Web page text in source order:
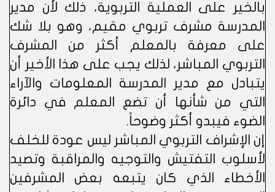
بالخير على العملية التربوية، ذلك لأن مدير
المدرسة مشرف تربوي مقيم، وهو بلا شك
على معرفة بالمعلم أكثر من المشرف
التربوي المباشر، لذلك يجب على هذا الأخير أن
يتبادل مع مدير المدرسة المعلومات والآراء
التي من شأنها أن تضع المعلم في دائرة
الضوء فيبدو أكثر وضوحاً.
إن الإشراف التربوي المباشر ليس عودة للخلف
لأسلوب التفتيش والتوجيه والمراقبة وتصيد
الأخطاء الذي كان يتبعه بعض المشرفين